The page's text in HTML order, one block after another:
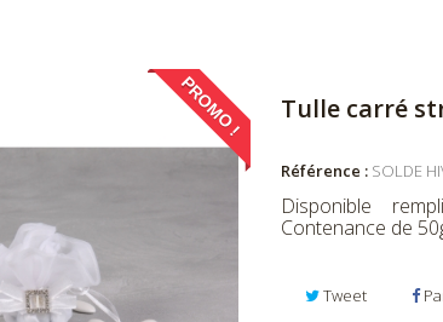
PROMO ! Tulle carré
Référence : SOLDE
Disponible
Contenance de
Tweet